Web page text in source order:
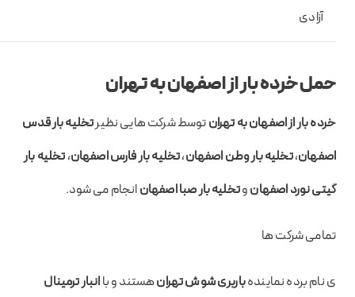
آزادی
حمل خرده بار از اصفهان به تهران
خرده بار از اصفهان به تهرانتوسط شرکت هایی نظیرتخلیه بار قدس
اصفهان،تخلیه بار وطن اصفهان،تخلیه بار فارس اصفهان،تخلیه بار
گیتی نورد اصفهانوتخلیه بار صبا اصفهانانجام می شود.
تمامی شرکت ها
ی نام برده نمایندهباربری شوش تهرانهستند و باانبار ترمینال